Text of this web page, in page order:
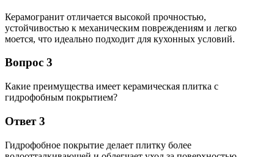
Керамогранит отличается высокой прочностью,
устойчивостью к механическим повреждениям и легко
моется, что идеально подходит для кухонных условий.
Вопрос 3
Какие преимущества имеет керамическая плитка с
гидрофобным покрытием?
Ответ 3
Гидрофобное покрытие делает плитку более